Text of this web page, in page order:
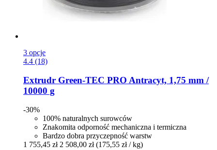
3 opcje
4.4 (18)
Extrudr Green-​TEC PRO Antracyt, 1,75 mm /
10000 g
-30%
100% naturalnych surowców
Znakomita odporność mechaniczna i termiczna
Bardzo dobra przyczepność warstw
1 755,45 zł 2 508,00 zł (175,55 zł / kg)